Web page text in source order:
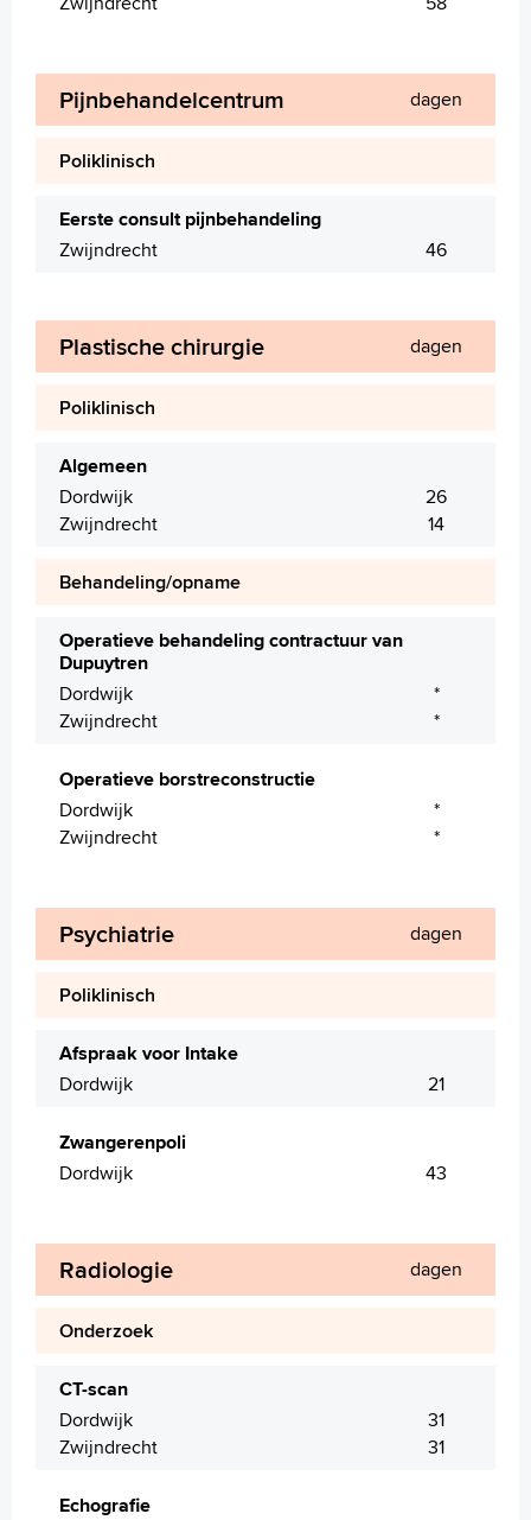
Pijnbehandelcentrum dagen
Poliklinisch
Eerste consult pijnbehandeling
Zwijndrecht
46
Plastische chirurgie dagen
Poliklinisch
Algemeen
Dordwijk
26
Zwijndrecht
14
Behandeling/opname
Operatieve behandeling contractuur van
Dupuytren
Dordwijk
*
Zwijndrecht
*
Operatieve borstreconstructie
Dordwijk
*
Zwijndrecht
*
Psychiatrie dagen
Poliklinisch
Afspraak voor Intake
Dordwijk
21
Zwangerenpoli
Dordwijk
43
Radiologie dagen
Onderzoek
CT-scan
Dordwijk
31
Zwijndrecht
31
Echografie